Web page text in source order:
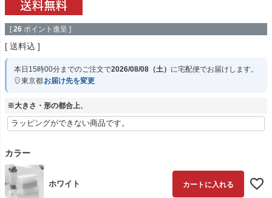
[ 26 ポイント進呈 ]
送料込
本日 15時00分までのご注文で2026/08/08（土） に宅配便でお届けします。
東京都お届け先を変更
※大きさ・形の都合上、
カラー
ホワイト カートに入れる